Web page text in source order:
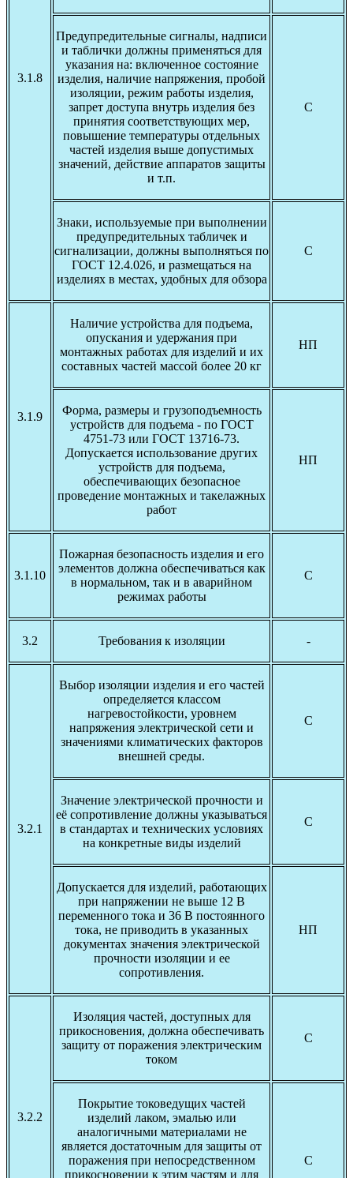
3.1.8
Предупредительные сигналы, надписи
и таблички должны применяться для
указания на: включенное состояние
изделия, наличие напряжения, пробой
изоляции, режим работы изделия,
запрет доступа внутрь изделия без
принятия соответствующих мер,
повышение температуры отдельных
частей изделия выше допустимых
значений, действие аппаратов защиты
и т.п.
С
Знаки, используемые при выполнении
предупредительных табличек и
сигнализации, должны выполняться по
ГОСТ 12.4.026, и размещаться на
изделиях в местах, удобных для обзора
С
3.1.9
Наличие устройства для подъема,
опускания и удержания при
монтажных работах для изделий и их
составных частей массой более 20 кг
НП
Форма, размеры и грузоподъемность
устройств для подъема - по ГОСТ
4751-73 или ГОСТ 13716-73.
Допускается использование других
устройств для подъема,
обеспечивающих безопасное
проведение монтажных и такелажных
работ
НП
3.1.10
Пожарная безопасность изделия и его
элементов должна обеспечиваться как
в нормальном, так и в аварийном
режимах работы
С
3.2 Требования к изоляции -
3.2.1
Выбор изоляции изделия и его частей
определяется классом
нагревостойкости, уровнем
напряжения электрической сети и
значениями климатических факторов
внешней среды.
С
Значение электрической прочности и
её сопротивление должны указываться
в стандартах и технических условиях
на конкретные виды изделий
С
Допускается для изделий, работающих
при напряжении не выше 12 В
переменного тока и 36 В постоянного
тока, не приводить в указанных
документах значения электрической
прочности изоляции и ее
сопротивления.
НП
3.2.2
Изоляция частей, доступных для
прикосновения, должна обеспечивать
защиту от поражения электрическим
током
С
Покрытие токоведущих частей
изделий лаком, эмалью или
аналогичными материалами не
является достаточным для защиты от
поражения при непосредственном
прикосновении к этим частям и для
С